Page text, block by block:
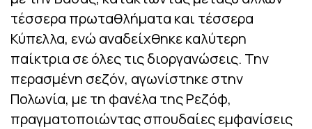
τέσσερα πρωταθλήματα και τέσσερα
Κύπελλα, ενώ αναδείχθηκε καλύτερη
παίκτρια σε όλες τις διοργανώσεις. Την
περασμένη σεζόν, αγωνίστηκε στην
Πολωνία, με τη φανέλα της Ρεζόφ,
πραγματοποιώντας σπουδαίες εμφανίσεις